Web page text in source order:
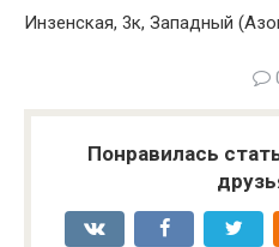
Инзенская, 3к, Западный
Понравилась